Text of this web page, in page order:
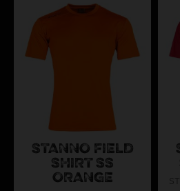
STANNO FIELD
SHIRT SS
ORANGE